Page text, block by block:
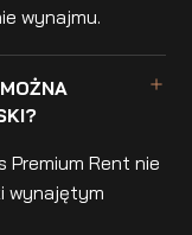
wynajmu.
Premium Rent nie
wynajętym